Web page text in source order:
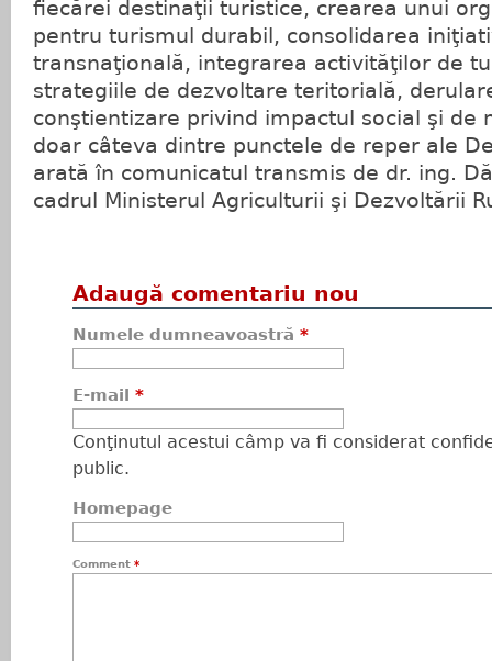
fiecărei destinaţii turistice, crearea unui
pentru turismul durabil, consolidarea
transnaţională, integrarea activităţilor de
strategiile de dezvoltare teritorială,
conştientizare privind impactul social şi de
doar câteva dintre punctele de reper ale
arată în comunicatul transmis de dr. ing.
cadrul Ministerul Agriculturii şi Dezvoltării
Adaugă comentariu nou
Numele dumneavoastră *
E-mail *
Conţinutul acestui câmp va fi considerat
public.
Homepage
Comment *